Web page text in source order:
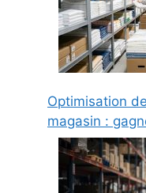
Optimisation
magasin :